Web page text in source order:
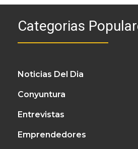
Categorias
Noticias Del Dia
Conyuntura
Entrevistas
Emprendedores